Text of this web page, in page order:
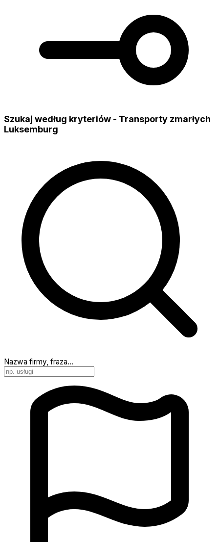
Szukaj według kryteriów - Transporty zmarłych
Luksemburg
Nazwa firmy, fraza…